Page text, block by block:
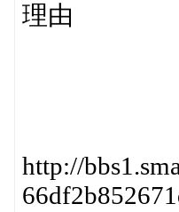
理由
http://